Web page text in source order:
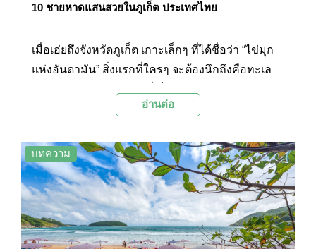
10 ชายหาดแสนสวยในภูเก็ต ประเทศไทย
เมื่อเอ่ยถึงจังหวัดภูเก็ต เกาะเล็กๆ ที่ได้ชื่อว่า “ไข่มุก
แห่งอันดามัน” สิ่งแรกที่ใครๆ จะต้องนึกถึงคือทะเล
กลางวัน พระอาทิตย์ตกสวยๆ ชวนผ่อนคลายในช่วง
ที่ภูเก็ตมีหาดสวยๆ อยู่มากมาย แต่ละแห่งก็มีเสน่ห์ที่
แตกต่างกันไป วันนี้ Palanla จึงได้รวบรวมชายหาด
แสนสวยของภูเก็ตทั้ง 10 แห่งมาฝากกัน
อ่านต่อ
บทความ